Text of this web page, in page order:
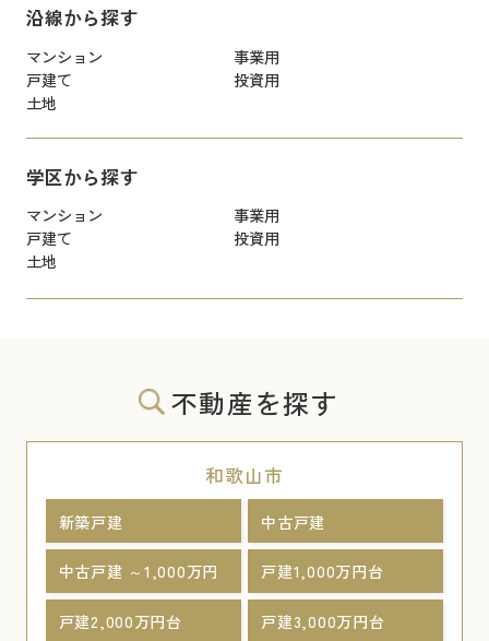
沿線から探す
マンション
事業用
戸建て
投資用
土地
学区から探す
マンション
事業用
戸建て
投資用
土地
不動産を探す
和歌山市
新築戸建 中古戸建
中古戸建 ～1,000万円 戸建1,000万円台
戸建2,000万円台 戸建3,000万円台